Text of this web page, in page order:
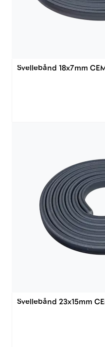
Svellebånd 18x7mm
Svellebånd 23x15mm
Innstøpningsgods
Trelast og finer
Prosjekter